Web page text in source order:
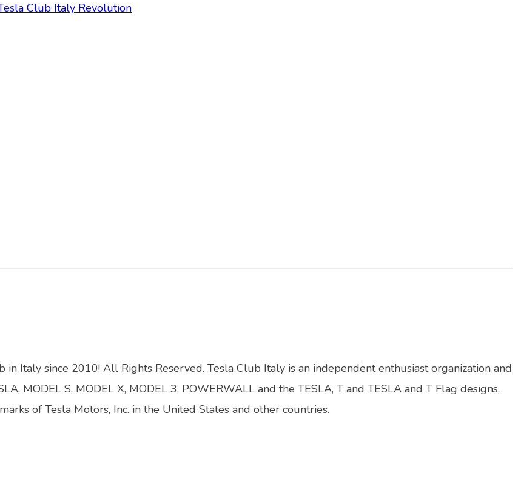
Club Italy Revolution
OF THE TESLA OWNERS CLUB PROGRAM.
Italy since 2010! All Rights Reserved. Tesla Club Italy is an independent enthusiast organization and
MODEL S, MODEL X, MODEL 3, POWERWALL and the TESLA, T and TESLA and T Flag designs,
of Tesla Motors, Inc. in the United States and other countries.